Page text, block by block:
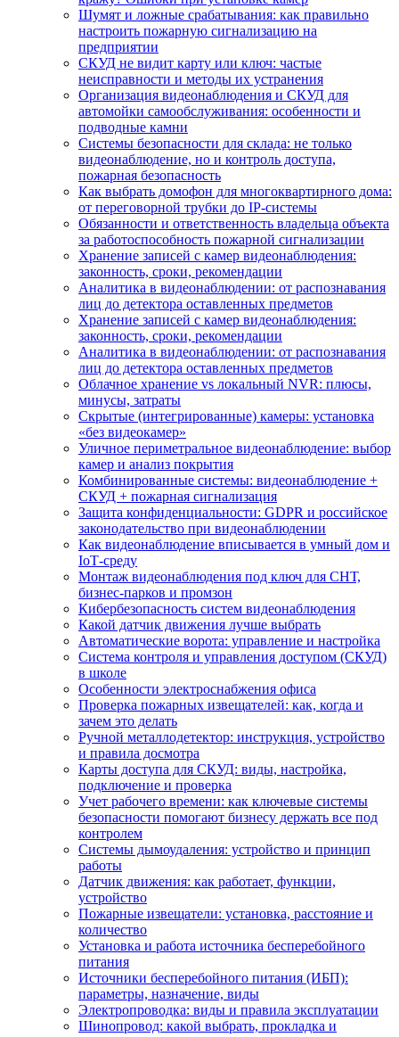
Шумят и ложные срабатывания: как правильно
настроить пожарную сигнализацию на
предприятии
СКУД не видит карту или ключ: частые
неисправности и методы их устранения
Организация видеонаблюдения и СКУД для
автомойки самообслуживания: особенности и
подводные камни
Системы безопасности для склада: не только
видеонаблюдение, но и контроль доступа,
пожарная безопасность
Как выбрать домофон для многоквартирного дома:
от переговорной трубки до IP-системы
Обязанности и ответственность владельца объекта
за работоспособность пожарной сигнализации
Хранение записей с камер видеонаблюдения:
законность, сроки, рекомендации
Аналитика в видеонаблюдении: от распознавания
лиц до детектора оставленных предметов
Хранение записей с камер видеонаблюдения:
законность, сроки, рекомендации
Аналитика в видеонаблюдении: от распознавания
лиц до детектора оставленных предметов
Облачное хранение vs локальный NVR: плюсы,
минусы, затраты
Скрытые (интегрированные) камеры: установка
«без видеокамер»
Уличное периметральное видеонаблюдение: выбор
камер и анализ покрытия
Комбинированные системы: видеонаблюдение +
СКУД + пожарная сигнализация
Защита конфиденциальности: GDPR и российское
законодательство при видеонаблюдении
Как видеонаблюдение вписывается в умный дом и
IoT‑среду
Монтаж видеонаблюдения под ключ для СНТ,
бизнес‑парков и промзон
Кибербезопасность систем видеонаблюдения
Какой датчик движения лучше выбрать
Автоматические ворота: управление и настройка
Система контроля и управления доступом (СКУД)
в школе
Особенности электроснабжения офиса
Проверка пожарных извещателей: как, когда и
зачем это делать
Ручной металлодетектор: инструкция, устройство
и правила досмотра
Карты доступа для СКУД: виды, настройка,
подключение и проверка
Учет рабочего времени: как ключевые системы
безопасности помогают бизнесу держать все под
контролем
Системы дымоудаления: устройство и принцип
работы
Датчик движения: как работает, функции,
устройство
Пожарные извещатели: установка, расстояние и
количество
Установка и работа источника бесперебойного
питания
Источники бесперебойного питания (ИБП):
параметры, назначение, виды
Электропроводка: виды и правила эксплуатации
Шинопровод: какой выбрать, прокладка и